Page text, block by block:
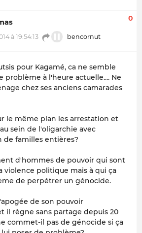
à 19:54:13 bencornut
0
pour Kagamé, ca ne semble
problème à l'heure actuelle.... Ne
chez ses anciens camarades
le même plan les arrestation et
sein de l'oligarchie avec
de familles entières?
d'hommes de pouvoir qui sont
violence politique mais à qui ça
de perpétrer un génocide.
de son pouvoir
il règne sans partage depuis 20
commet-il pas de génocide si ça